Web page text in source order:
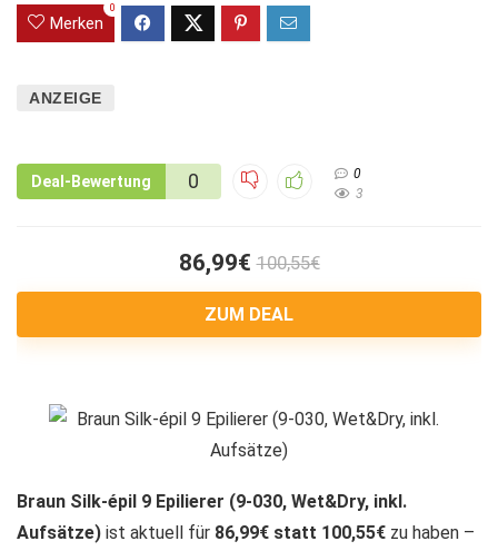
Merken
0
ANZEIGE
Deal-Bewertung 0
0
3
86,99€ 100,55€
ZUM DEAL
Braun Silk-épil 9 Epilierer (9-030, Wet&Dry, inkl.
Aufsätze) ist aktuell für 86,99€ statt 100,55€ zu haben –